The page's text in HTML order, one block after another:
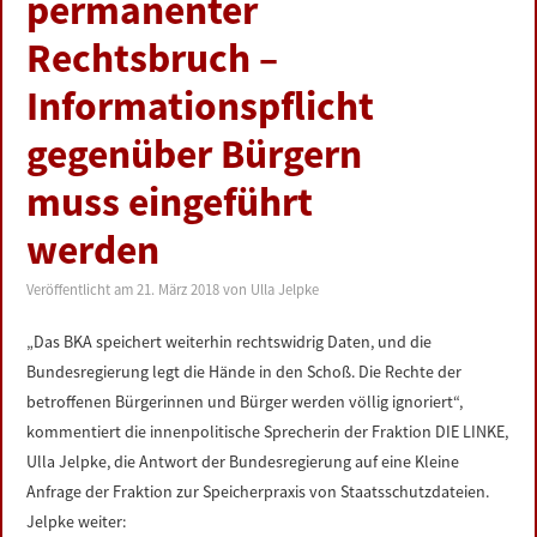
LINKS
DATENSCHUTZERKLÄRUNG
IMPRESSUM
Rechtsbruch –
Informationspflicht
gegenüber Bürgern
muss eingeführt
werden
Veröffentlicht am21. März 2018 von Ulla Jelpke
„Das BKA speichert weiterhin rechtswidrig Daten, und die
Bundesregierung legt die Hände in den Schoß. Die Rechte der
betroffenen Bürgerinnen und Bürger werden völlig ignoriert“,
kommentiert die innenpolitische Sprecherin der Fraktion DIE LINKE,
Ulla Jelpke, die Antwort der Bundesregierung auf eine Kleine
Anfrage der Fraktion zur Speicherpraxis von Staatsschutzdateien.
Jelpke weiter: